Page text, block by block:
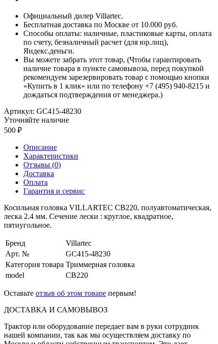
Официальный дилер Villartec.
Бесплатная доставка по Москве от 10.000 руб.
Способы оплаты: наличные, пластиковые карты, оплата
по счету, безналичный расчет (для юр.лиц),
Яндекс.деньги.
Вы можете забрать этот товар, (Чтобы гарантировать
наличие товара в пункте самовывоза, перед покупкой
рекомендуем зарезервировать товар с помощью кнопки
«Купить в 1 клик» или по телефону +7 (495) 940-8215 и
дождаться подтверждения от менеджера.)
Артикул: GC415-48230
Уточняйте наличие
500
Описание
Характеристики
Отзывы (0)
Доставка
Оплата
Гарантия и сервис
Косильная головка VILLARTEC CB220, полуавтоматическая,
леска 2.4 мм. Сечение лески : круглое, квадратное,
пятиугольное.
Бренд
Villartec
Арт. №
GC415-48230
Категория товара Триммерная головка
model
CB220
Оставьте отзыв об этом товаре первым!
ДОСТАВКА И САМОВЫВОЗ
Трактор или оборудование передает вам в руки сотрудник
нашей компании, так как мы осуществляем доставку по